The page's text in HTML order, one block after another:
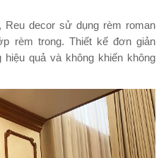
decor sử dụng rèm roman
rèm trong. Thiết kế đơn giản
quả và không khiến không